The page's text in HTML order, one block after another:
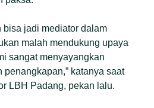
bisa jadi mediator dalam
malah mendukung upaya
sangat menyayangkan
katanya saat
LBH Padang, pekan lalu.